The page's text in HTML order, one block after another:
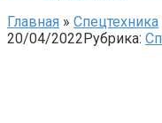
Главная » Спецтехника
20/04/2022Рубрика: